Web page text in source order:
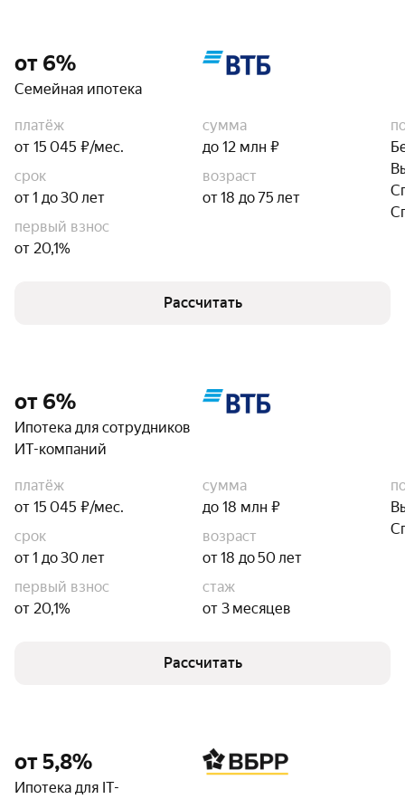
от 6%
Семейная ипотека
платёж
от 15 045 ₽/мес.
сумма
до 12 млн ₽
срок
от 1 до 30 лет
возраст
от 18 до 75 лет
первый взнос
от 20,1%
Рассчитать
от 6%
Ипотека для сотрудников
ИТ-компаний
платёж
от 15 045 ₽/мес.
сумма
до 18 млн ₽
срок
от 1 до 30 лет
возраст
от 18 до 50 лет
первый взнос
от 20,1%
стаж
от 3 месяцев
Рассчитать
от 5,8%
Ипотека для IT-